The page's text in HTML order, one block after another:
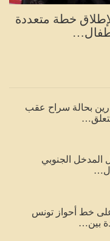
خطة متعددة
بحالة سراح عقب
المدخل الجنوبي
خط أحواز تونس
بين…